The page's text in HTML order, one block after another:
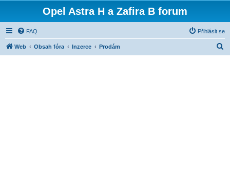
Opel Astra H a Zafira B forum
FAQ Přihlásit se
Web Obsah fóra Inzerce Prodám